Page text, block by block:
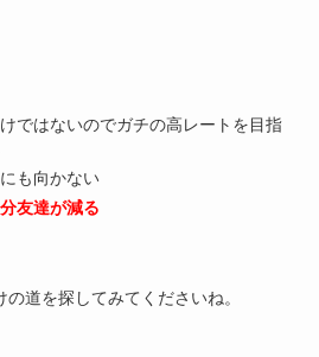
ではないのでガチの高レートを目指
も向かない
友達が減る
道を探してみてくださいね。